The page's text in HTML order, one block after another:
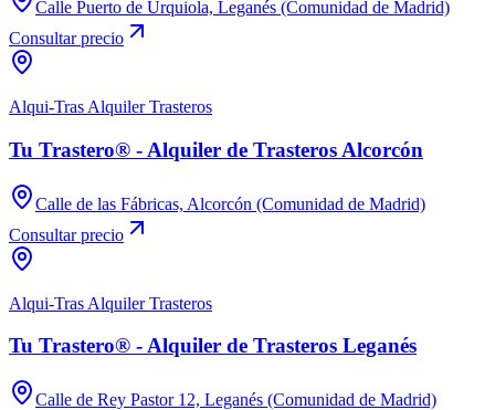
Calle Puerto de Urquiola, Leganés (Comunidad de Madrid)
Consultar precio
Alqui-Tras Alquiler Trasteros
Tu Trastero® - Alquiler de Trasteros Alcorcón
Calle de las Fábricas, Alcorcón (Comunidad de Madrid)
Consultar precio
Alqui-Tras Alquiler Trasteros
Tu Trastero® - Alquiler de Trasteros Leganés
Calle de Rey Pastor 12, Leganés (Comunidad de Madrid)